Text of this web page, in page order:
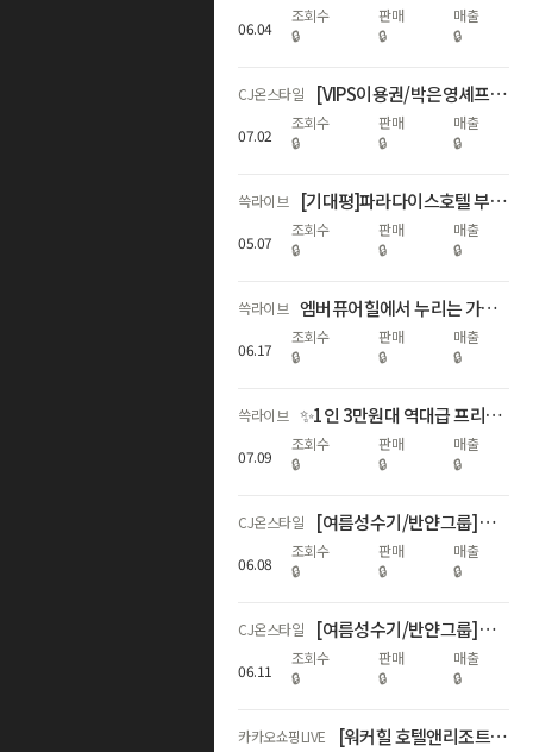
06.04
조회수
🔒
판매
🔒
매출
🔒
CJ온스타일 [VIPS이용권/박은영셰프] 썸머 패키지 특별 방송 최대 53% OFF
07.02
조회수
🔒
판매
🔒
매출
🔒
쓱라이브 [기대평]파라다이스호텔 부산 10번째 라이브🎉전고객 리조트머니&최대 4만원 추가할인!
05.07
조회수
🔒
판매
🔒
매출
🔒
쓱라이브 엠버퓨어힐에서 누리는 가장 좋은 제주🌳여름 성수기~추석연휴까지 객실 확보
06.17
조회수
🔒
판매
🔒
매출
🔒
쓱라이브 ✨1인 3만원대 역대급 프리미엄 호캉스! 마티에 부산하버시티 쓱라이브 상륙✨
07.09
조회수
🔒
판매
🔒
매출
🔒
CJ온스타일 [여름성수기/반얀그룹] 카시아 속초 대규모 프로모션
06.08
조회수
🔒
판매
🔒
매출
🔒
CJ온스타일 [여름성수기/반얀그룹] 카시아 속초 대규모 프로모션 마지막 기회
06.11
조회수
🔒
판매
🔒
매출
🔒
카카오쇼핑LIVE [워커힐 호텔앤리조트] 라운지/리버파크/조식 패키지